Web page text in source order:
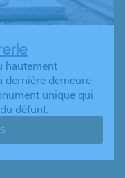
hautement
dernière demeure
unique qui
défunt.